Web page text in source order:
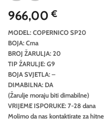
966,00€
MODEL: COPERNICO SP20
BOJA: Crna
BROJ ŽARULJA: 20
TIP ŽARULJE: G9
BOJA SVJETLA: –
DIMABILNA: DA
(Žarulje moraju biti dimabilne)
VRIJEME ISPORUKE: 7-28 dana
Molimo da nas kontaktirate za